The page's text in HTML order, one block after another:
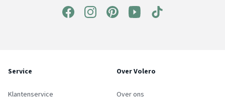
Service
Klantenservice
Over Volero
Over ons